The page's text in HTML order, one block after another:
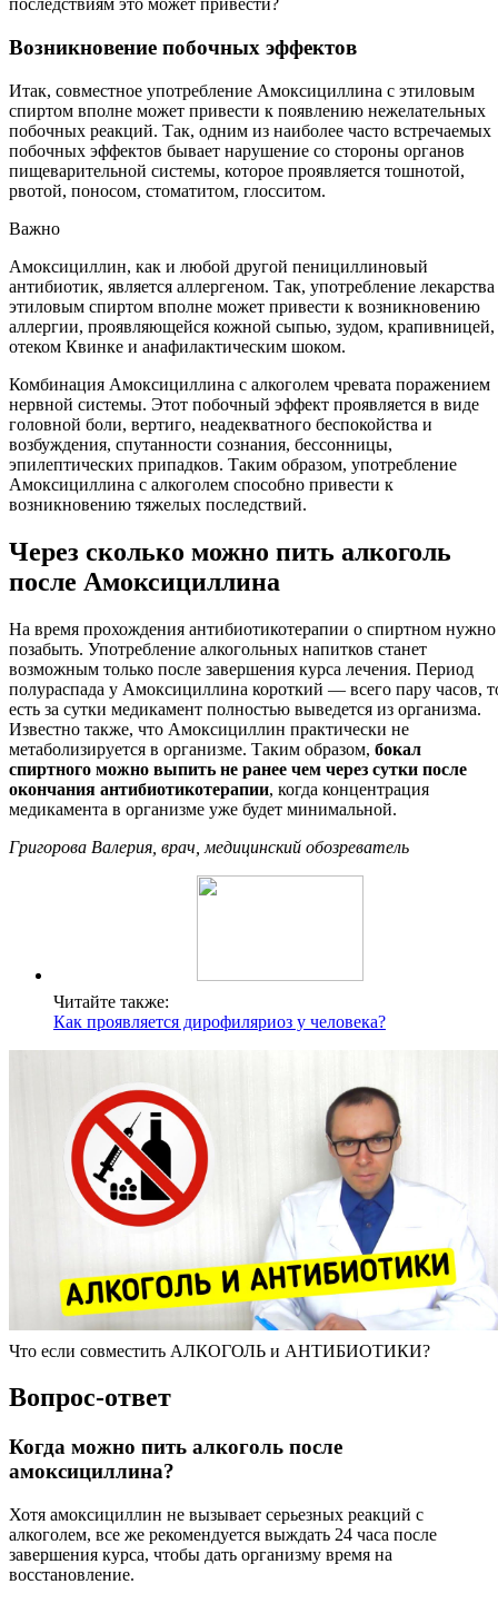
последствиям это может привести?
Возникновение побочных эффектов
Итак, совместное употребление Амоксициллина с этиловым
спиртом вполне может привести к появлению нежелательных
побочных реакций. Так, одним из наиболее часто встречаемых
побочных эффектов бывает нарушение со стороны органов
пищеварительной системы, которое проявляется тошнотой,
рвотой, поносом, стоматитом, глосситом.
Важно
Амоксициллин, как и любой другой пенициллиновый
антибиотик, является аллергеном. Так, употребление лекарства
этиловым спиртом вполне может привести к возникновению
аллергии, проявляющейся кожной сыпью, зудом, крапивницей,
отеком Квинке и анафилактическим шоком.
Комбинация Амоксициллина с алкоголем чревата поражением
нервной системы. Этот побочный эффект проявляется в виде
головной боли, вертиго, неадекватного беспокойства и
возбуждения, спутанности сознания, бессонницы,
эпилептических припадков. Таким образом, употребление
Амоксициллина с алкоголем способно привести к
возникновению тяжелых последствий.
Через сколько можно пить алкоголь
после Амоксициллина
На время прохождения антибиотикотерапии о спиртном нужно
позабыть. Употребление алкогольных напитков станет
возможным только после завершения курса лечения. Период
полураспада у Амоксициллина короткий — всего пару часов,
есть за сутки медикамент полностью выведется из организма.
Известно также, что Амоксициллин практически не
метаболизируется в организме. Таким образом, бокал
спиртного можно выпить не ранее чем через сутки после
окончания антибиотикотерапии, когда концентрация
медикамента в организме уже будет минимальной.
Григорова Валерия, врач, медицинский обозреватель
Читайте также:
Как проявляется дирофиляриоз у человека?
Что если совместить АЛКОГОЛЬ и АНТИБИОТИКИ?
Вопрос-ответ
Когда можно пить алкоголь после
амоксициллина?
Хотя амоксициллин не вызывает серьезных реакций с
алкоголем, все же рекомендуется выждать 24 часа после
завершения курса, чтобы дать организму время на
восстановление.